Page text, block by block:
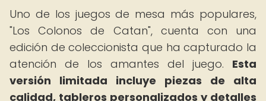
Uno de los juegos de mesa más populares,
"Los Colonos de Catan", cuenta con una
edición de coleccionista que ha capturado la
atención de los amantes del juego. Esta
versión limitada incluye piezas de alta
calidad, tableros personalizados y detalles